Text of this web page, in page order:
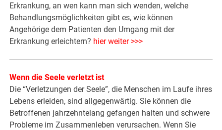
Erkrankung, an wen kann man sich wenden, welche
Behandlungsmöglichkeiten gibt es, wie können
Angehörige dem Patienten den Umgang mit der
Erkrankung erleichtern? hier weiter >>>
Wenn die Seele verletzt ist
Die “Verletzungen der Seele”, die Menschen im Laufe ihres
Lebens erleiden, sind allgegenwärtig. Sie können die
Betroffenen jahrzehntelang gefangen halten und schwere
Probleme im Zusammenleben verursachen. Wenn Sie